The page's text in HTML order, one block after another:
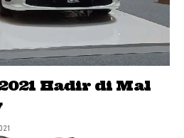
Hadir di Mal